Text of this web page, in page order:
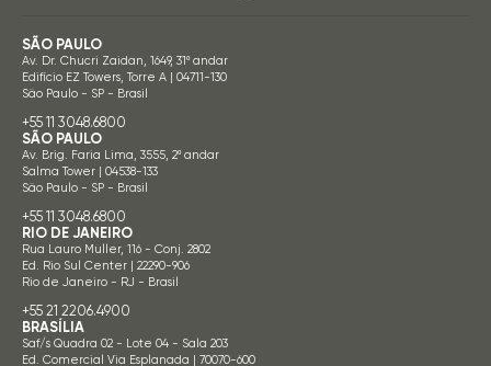
SÃO PAULO
Av. Dr. Chucri Zaidan, 1649, 31º andar
Edifício EZ Towers, Torre A | 04711-130
São Paulo - SP - Brasil
+55 11 3048.6800
SÃO PAULO
Av. Brig. Faria Lima, 3555, 2º andar
Salma Tower | 04538-133
São Paulo - SP - Brasil
+55 11 3048.6800
RIO DE JANEIRO
Rua Lauro Muller, 116 - Conj. 2802
Ed. Rio Sul Center | 22290-906
Rio de Janeiro - RJ - Brasil
+55 21 2206.4900
BRASÍLIA
Saf/s Quadra 02 - Lote 04 - Sala 203
Ed. Comercial Via Esplanada | 70070-600